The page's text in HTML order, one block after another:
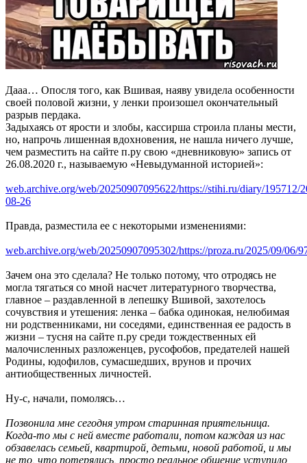
Дааа… Опосля того, как Вшивая, наяву увидела особенности
своей половой жизни, у ленки произошел окончательный
разрыв пердака.
Задыхаясь от ярости и злобы, кассирша строила планы мести,
но, напрочь лишенная вдохновения, не нашла ничего лучше,
чем разместить на сайте п.ру свою «дневниковую» запись от
26.08.2020 г., называемую «Невыдуманной историей»:
web.archive.org/web/20250907095622/https://stihi.ru/diary/195712/
08-26
Правда, разместила ее с некоторыми изменениями:
web.archive.org/web/20250907095302/https://proza.ru/2025/09/06/
Зачем она это сделала? Не только потому, что отродясь не
могла тягаться со мной насчет литературного творчества,
главное – раздавленной в лепешку Вшивой, захотелось
сочувствия и утешения: ленка – бабка одинокая, нелюбимая
ни родственниками, ни соседями, единственная ее радость в
жизни – тусня на сайте п.ру среди тождественных ей
малочисленных разложенцев, русофобов, предателей нашей
Родины, юдофилов, сумасшедших, врунов и прочих
антиобщественных личностей.
Ну-с, начали, помолясь…
Позвонила мне сегодня утром старинная приятельница.
Когда-то мы с ней вместе работали, потом каждая из нас
обзавелась семьей, квартирой, детьми, новой работой, и мы
не то, что потерялись, просто реальное общение уступило